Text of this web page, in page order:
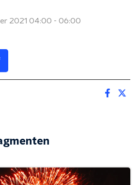
2021 04:00 - 06:00